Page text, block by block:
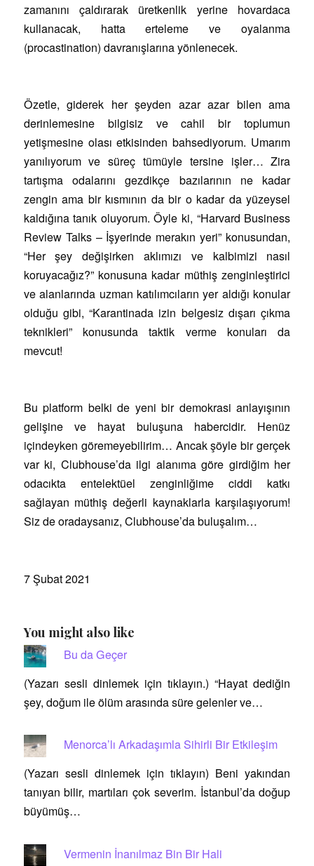
zamanını çaldırarak üretkenlik yerine hovardaca
kullanacak, hatta erteleme ve oyalanma
(procastination) davranışlarına yönlenecek.
Özetle, giderek her şeyden azar azar bilen ama
derinlemesine bilgisiz ve cahil bir toplumun
yetişmesine olası etkisinden bahsediyorum. Umarım
yanılıyorum ve süreç tümüyle tersine işler… Zira
tartışma odalarını gezdikçe bazılarının ne kadar
zengin ama bir kısmının da bir o kadar da yüzeysel
kaldığına tanık oluyorum. Öyle ki, “Harvard Business
Review Talks – İşyerinde merakın yeri” konusundan,
“Her şey değişirken aklımızı ve kalbimizi nasıl
koruyacağız?” konusuna kadar müthiş zenginleştirici
ve alanlarında uzman katılımcıların yer aldığı konular
olduğu gibi, “Karantinada izin belgesiz dışarı çıkma
teknikleri” konusunda taktik verme konuları da
mevcut!
Bu platform belki de yeni bir demokrasi anlayışının
gelişine ve hayat buluşuna habercidir. Henüz
içindeyken göremeyebilirim… Ancak şöyle bir gerçek
var ki, Clubhouse’da ilgi alanıma göre girdiğim her
odacıkta entelektüel zenginliğime ciddi katkı
sağlayan müthiş değerli kaynaklarla karşılaşıyorum!
Siz de oradaysanız, Clubhouse’da buluşalım…
7 Şubat 2021
You might also like
Bu da Geçer
(Yazarı sesli dinlemek için tıklayın.) “Hayat dediğin
şey, doğum ile ölüm arasında süre gelenler ve…
Menorca’lı Arkadaşımla Sihirli Bir Etkileşim
(Yazarı sesli dinlemek için tıklayın) Beni yakından
tanıyan bilir, martıları çok severim. İstanbul’da doğup
büyümüş…
Vermenin İnanılmaz Bin Bir Hali